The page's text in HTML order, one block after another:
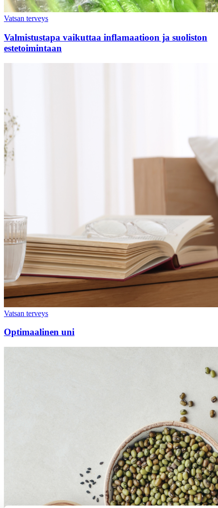
Vatsan terveys
Valmistustapa vaikuttaa inflamaatioon ja suoliston
estetoimintaan
Vatsan terveys
Optimaalinen uni